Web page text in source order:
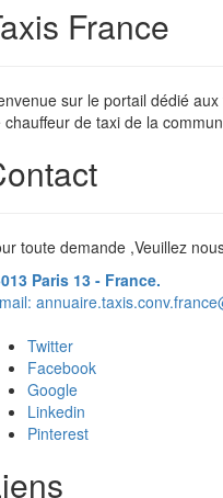
France
sur le portail dédié
chauffeur de taxi de la
toute demande ,Veuillez
Paris 13 - France.
Twitter
Facebook
Google
Linkedin
Pinterest